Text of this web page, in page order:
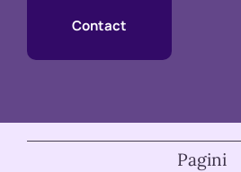
Contact
Pagini